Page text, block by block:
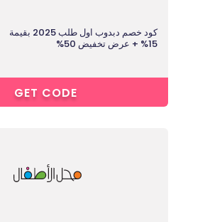
كود خصم دبدوب اول طلب 2025 بقيمة
15% + عرض تخفيض 50%
GET CODE